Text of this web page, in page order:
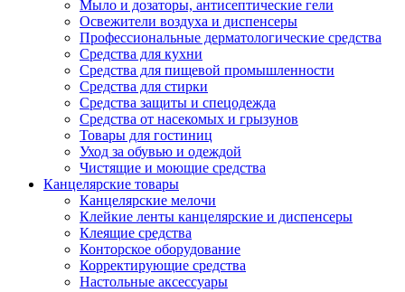
Мыло и дозаторы, антисептические гели
Освежители воздуха и диспенсеры
Профессиональные дерматологические средства
Средства для кухни
Средства для пищевой промышленности
Средства для стирки
Средства защиты и спецодежда
Средства от насекомых и грызунов
Товары для гостиниц
Уход за обувью и одеждой
Чистящие и моющие средства
Канцелярские товары
Канцелярские мелочи
Клейкие ленты канцелярские и диспенсеры
Клеящие средства
Конторское оборудование
Корректирующие средства
Настольные аксессуары